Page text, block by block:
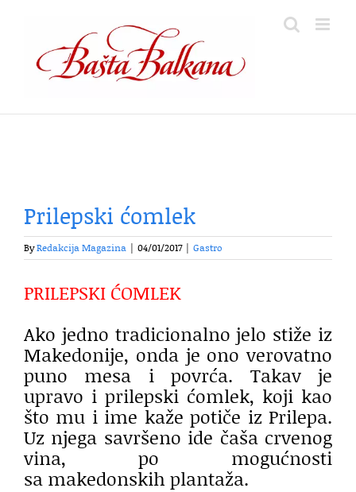
content
Prilepski ćomlek
ByRedakcija Magazina 04/01/2017 Gastro
PRILEPSKI ĆOMLEK
Ako jedno tradicionalno jelo stiže iz
Makedonije, onda je ono verovatno
puno mesa i povrća. Takav je
upravo i prilepski ćomlek, koji kao
što mu i ime kaže potiče iz Prilepa.
Uz njega savršeno ide čaša crvenog
vina, po mogućnosti
sa makedonskih plantaža.